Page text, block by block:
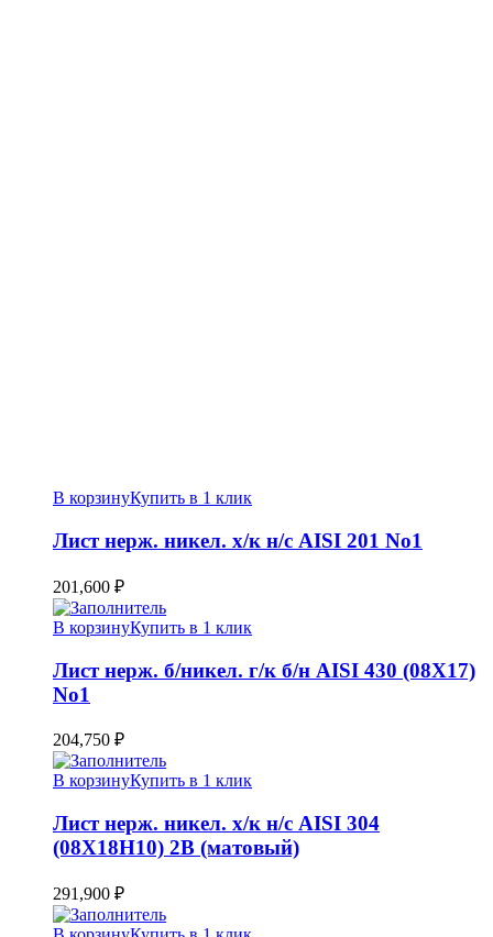
В корзинуКупить в 1 клик
Лист нерж. никел. х/к н/с AISI 201 No1
201,600 ₽
В корзинуКупить в 1 клик
Лист нерж. б/никел. г/к б/н AISI 430 (08Х17)
No1
204,750 ₽
В корзинуКупить в 1 клик
Лист нерж. никел. х/к н/с AISI 304
(08Х18Н10) 2B (матовый)
291,900 ₽